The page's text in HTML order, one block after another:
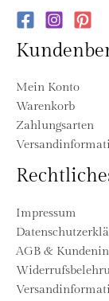
Mein Konto
Warenkorb
Zahlungsarten
Impressum
AGB &